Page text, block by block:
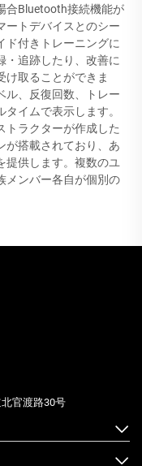
合Bluetooth接続機能が
ートデバイスとのシー
ド付きトレーニングに
・追跡したり、改善に
け取ることができま
ル、反復回数、トレー
イムで表示します。
トラクターが作成した
が搭載されており、あ
提供します。複数のユ
メンバー各自が個別の
官渡路30号